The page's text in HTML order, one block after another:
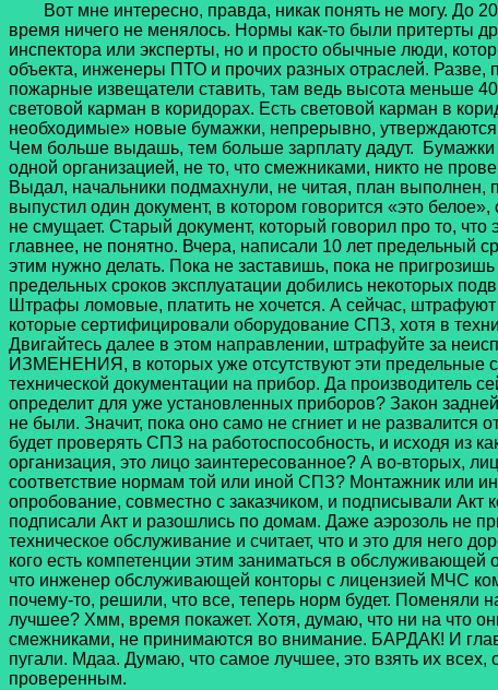
Вот мне интересно, правда, никак понять не могу. До
время ничего не менялось. Нормы как-то были притерты
инспектора или эксперты, но и просто обычные люди,
объекта, инженеры ПТО и прочих разных отраслей. Разве,
пожарные извещатели ставить, там ведь высота меньше
световой карман в коридорах. Есть световой карман в
необходимые» новые бумажки, непрерывно,
Чем больше выдашь, тем больше зарплату дадут. Бумажки
одной организацией, не то, что смежниками, никто не
Выдал, начальники подмахнули, не читая, план
выпустил один документ, в котором говорится «это
не смущает. Старый документ, который говорил про то,
главнее, не понятно. Вчера, написали 10 лет предельный
этим нужно делать. Пока не заставишь, пока не
предельных сроков эксплуатации добились некоторых
Штрафы ломовые, платить не хочется. А сейчас, штрафуют
которые сертифицировали оборудование СПЗ, хотя в
Двигайтесь далее в этом направлении, штрафуйте за
ИЗМЕНЕНИЯ, в которых уже отсутствуют эти предельные
технической документации на прибор. Да производитель
определит для уже установленных приборов? Закон
не были. Значит, пока оно само не сгниет и не развалится
будет проверять СПЗ на работоспособность, и исходя из
организация, это лицо заинтересованное? А во-вторых,
соответствие нормам той или иной СПЗ? Монтажник или
опробование, совместно с заказчиком, и подписывали
подписали Акт и разошлись по домам. Даже аэрозоль не
техническое обслуживание и считает, что и это для него
кого есть компетенции этим заниматься в
что инженер обслуживающей конторы с лицензией МЧС
почему-то, решили, что все, теперь норм будет. Поменяли
лучшее? Хмм, время покажет. Хотя, думаю, что ни на что
смежниками, не принимаются во внимание. БАРДАК! И
пугали. Мдаа. Думаю, что самое лучшее, это взять их
проверенным.